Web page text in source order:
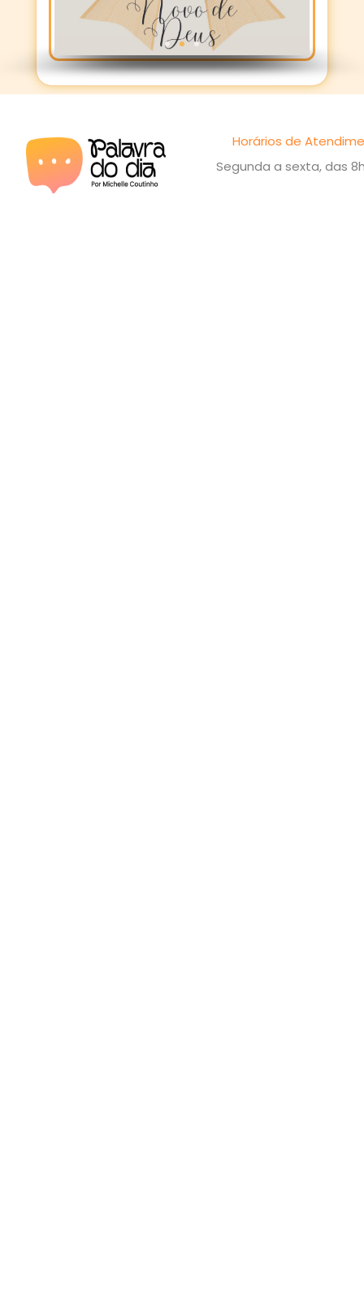
Horários de
Segunda a sexta, das